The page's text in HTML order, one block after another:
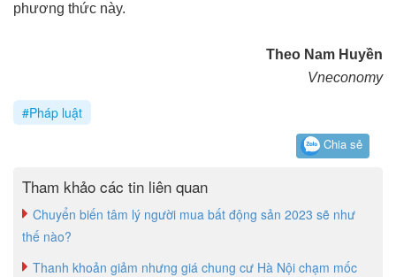
phương thức này.
Theo Nam Huyền
Vneconomy
#Pháp luật
Chia sẻ
Tham khảo các tin liên quan
Chuyển biến tâm lý người mua bất động sản 2023 sẽ như
thế nào?
Thanh khoản giảm nhưng giá chung cư Hà Nội chạm mốc